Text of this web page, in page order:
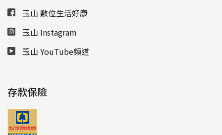
玉山 數位生活好康
玉山 Instagram
玉山 YouTube頻道
存款保險